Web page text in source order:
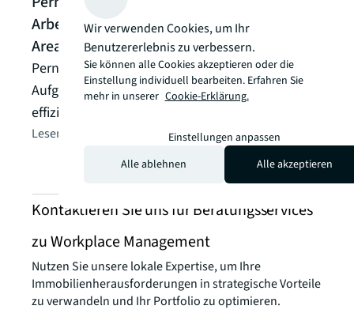
Arbeitswelten mit integrativer Welcome
Area
Pernod Ricard Deutschland stand vor der
Aufgabe, ihre Büroflächen zu modernisieren und
effizienter zu nutzen.
Lesen Sie die Client story arrow_forward
Kontaktieren Sie uns für Beratungsservices
zu Workplace Management
Nutzen Sie unsere lokale Expertise, um Ihre
Immobilienherausforderungen in strategische Vorteile
zu verwandeln und Ihr Portfolio zu optimieren.
Wir verwenden Cookies, um Ihr
Benutzererlebnis zu verbessern.
Sie können alle Cookies akzeptieren oder die
Einstellung individuell bearbeiten. Erfahren Sie
mehr in unserer Cookie-Erklärung.
Einstellungen anpassen
Alle ablehnen
Alle akzeptieren